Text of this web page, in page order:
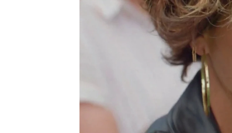
en uno de los
producción
La jornada de
horas, desde las
Participaron
actores,
estuvo en manos
anteriormente
característico al